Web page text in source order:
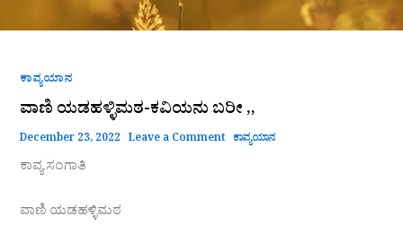
ಕಾವ್ಯಯಾನ
ವಾಣಿ ಯಡಹಳ್ಳಿಮಠ-ಕವಿಯನು ಬರೀ ,,
December 23, 2022 Leave a Comment ಕಾವ್ಯಯಾನ
ಕಾವ್ಯ ಸಂಗಾತಿ
ವಾಣಿ ಯಡಹಳ್ಳಿಮಠ